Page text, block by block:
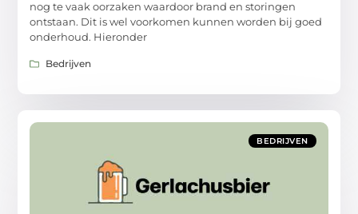
nog te vaak oorzaken waardoor brand en storingen
ontstaan. Dit is wel voorkomen kunnen worden bij goed
onderhoud. Hieronder
Bedrijven
BEDRIJVEN